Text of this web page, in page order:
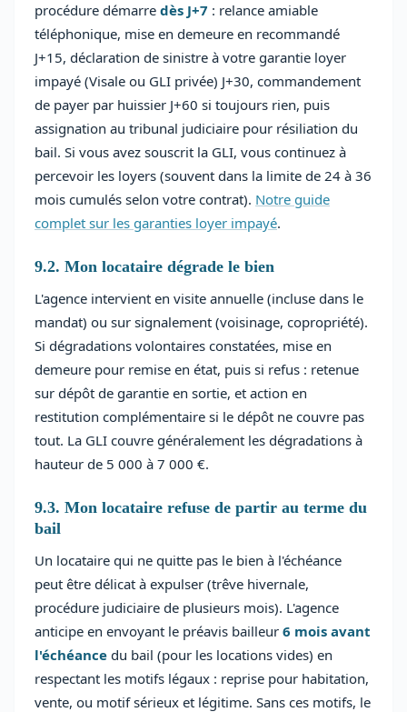
procédure démarre dès J+7 : relance amiable
téléphonique, mise en demeure en recommandé
J+15, déclaration de sinistre à votre garantie loyer
impayé (Visale ou GLI privée) J+30, commandement
de payer par huissier J+60 si toujours rien, puis
assignation au tribunal judiciaire pour résiliation du
bail. Si vous avez souscrit la GLI, vous continuez à
percevoir les loyers (souvent dans la limite de 24 à 36
mois cumulés selon votre contrat). Notre guide
complet sur les garanties loyer impayé.
9.2. Mon locataire dégrade le bien
L'agence intervient en visite annuelle (incluse dans le
mandat) ou sur signalement (voisinage, copropriété).
Si dégradations volontaires constatées, mise en
demeure pour remise en état, puis si refus : retenue
sur dépôt de garantie en sortie, et action en
restitution complémentaire si le dépôt ne couvre pas
tout. La GLI couvre généralement les dégradations à
hauteur de 5 000 à 7 000 €.
9.3. Mon locataire refuse de partir au terme du
bail
Un locataire qui ne quitte pas le bien à l'échéance
peut être délicat à expulser (trêve hivernale,
procédure judiciaire de plusieurs mois). L'agence
anticipe en envoyant le préavis bailleur 6 mois avant
l'échéance du bail (pour les locations vides) en
respectant les motifs légaux : reprise pour habitation,
vente, ou motif sérieux et légitime. Sans ces motifs, le